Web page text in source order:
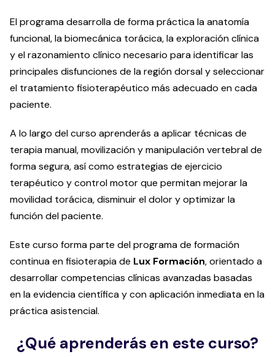
El programa desarrolla de forma práctica la anatomía
funcional, la biomecánica torácica, la exploración clínica
y el razonamiento clínico necesario para identificar las
principales disfunciones de la región dorsal y seleccionar
el tratamiento fisioterapéutico más adecuado en cada
paciente.
A lo largo del curso aprenderás a aplicar técnicas de
terapia manual, movilización y manipulación vertebral de
forma segura, así como estrategias de ejercicio
terapéutico y control motor que permitan mejorar la
movilidad torácica, disminuir el dolor y optimizar la
función del paciente.
Este curso forma parte del programa de formación
continua en fisioterapia de Lux Formación, orientado a
desarrollar competencias clínicas avanzadas basadas
en la evidencia científica y con aplicación inmediata en la
práctica asistencial.
¿Qué aprenderás en este curso?